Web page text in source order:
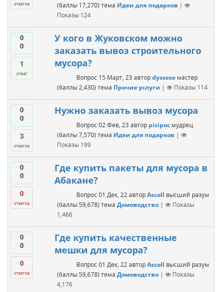
ответов (баллы 17,270) тема Идеи для подарков |
Показы 124
0
0
1
ответ
У кого в Жуковском можно
заказать вывоз строительного
мусора?
Вопрос 15 Март, 23 авторdyssese мастер
(баллы2,430) тема Прочие услуги | Показы 114
0
0
3
ответов
Нужно заказать вывоз мусора
Вопрос 02 Фев, 23 автор picipoc мудрец
(баллы7,570) тема Идеи для подарков |
Показы 199
0
0
0
ответов
Где купить пакеты для мусора в
Абакане?
Вопрос 01 Дек, 22 авторAscoll высший разум
(баллы59,678) тема Домоводство |
Показы
1,466
0
0
0
ответов
Где купить качественные
мешки для мусора?
Вопрос 01 Дек, 22 авторAscoll высший разум
(баллы59,678) тема Домоводство |
Показы
4,176